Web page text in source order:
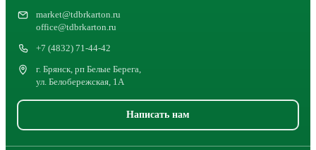
market@tdbrkarton.ru
office@tdbrkarton.ru
+7 (4832) 71-44-42
г. Брянск, рп Белые Берега,
ул. Белобережская, 1А
Написать нам